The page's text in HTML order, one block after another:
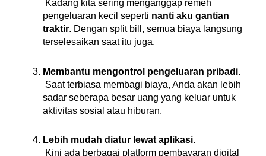
pengeluaran kecil seperti nanti aku gantian
traktir. Dengan split bill, semua biaya langsung
terselesaikan saat itu juga.
Membantu mengontrol pengeluaran pribadi.
sadar seberapa besar uang yang keluar untuk
aktivitas sosial atau hiburan.
Lebih mudah diatur lewat aplikasi.